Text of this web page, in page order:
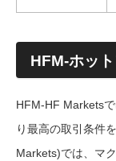
HFM-ホッ
HFM-HF Markets
り最高の取引条件
Markets)では、マ